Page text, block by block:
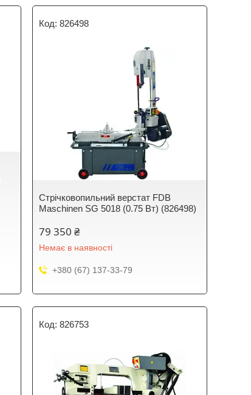
826498
Стрічковопильний верстат FDB
Maschinen SG 5018 (0.75 Вт) (826498)
79 350 ₴
Немає в наявності
+380 (67) 137-33-79
826753